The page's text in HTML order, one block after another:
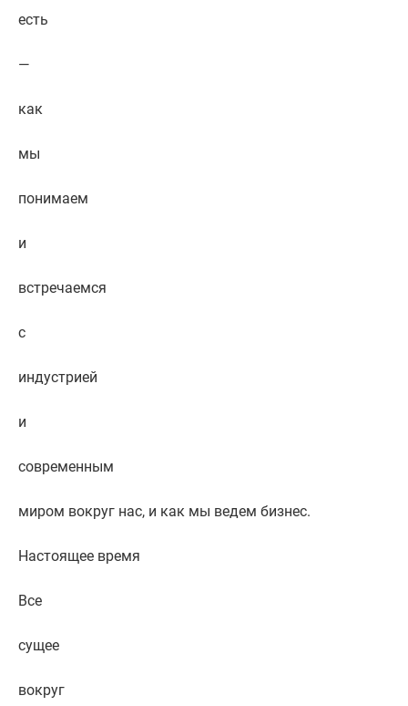
есть
—
как
мы
понимаем
и
встречаемся
с
индустрией
и
современным
миром вокруг нас, и как мы ведем бизнес.
Настоящее время
Все
сущее
вокруг